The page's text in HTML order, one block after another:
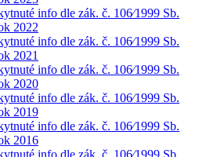
info dle zák. č. 106⁄1999 Sb.
2022
info dle zák. č. 106⁄1999 Sb.
2021
info dle zák. č. 106⁄1999 Sb.
2020
info dle zák. č. 106⁄1999 Sb.
2019
info dle zák. č. 106⁄1999 Sb.
2016
info dle zák. č. 106⁄1999 Sb.